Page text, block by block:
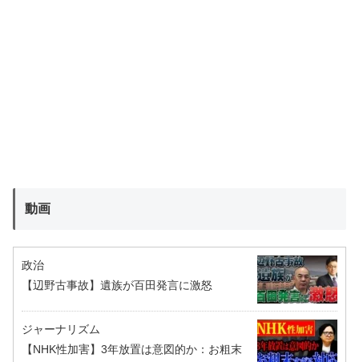
動画
政治
【辺野古事故】遺族が百田発言に激怒
ジャーナリズム
【NHK性加害】3年放置は意図的か：お粗末